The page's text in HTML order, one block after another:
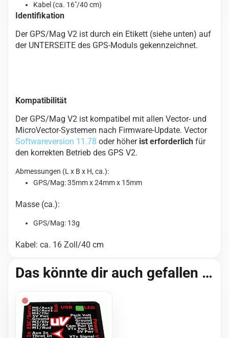
Kabel (ca. 16″/40 cm)
Identifikation
Der GPS/Mag V2 ist durch ein Etikett (siehe unten) auf
der UNTERSEITE des GPS-Moduls gekennzeichnet.
Kompatibilität
Der GPS/Mag V2 ist kompatibel mit allen Vector- und
MicroVector-Systemen nach Firmware-Update. Vector
Softwareversion 11.78 oder höher ist erforderlich für
den korrekten Betrieb des GPS V2.
Abmessungen (L x B x H, ca.):
GPS/Mag: 35mm x 24mm x 15mm
Masse (ca.):
GPS/Mag: 13g
Kabel: ca. 16 Zoll/40 cm
Das könnte dir auch gefallen …